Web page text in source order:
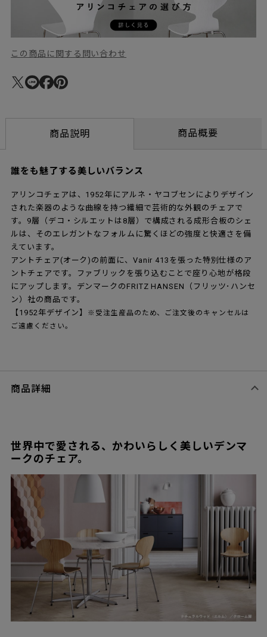
この商品に関する問い合わせ
商品説明 商品概要
誰をも魅了する美しいバランス
アリンコチェアは、1952年にアルネ・ヤコブセンによりデザイン
された楽器のような曲線を持つ繊細で芸術的な外観のチェアで
す。9層（デコ・シルエットは8層）で構成される成形合板のシェ
ルは、そのエレガントなフォルムに驚くほどの強度と快適さを備
えています。
アントチェア(オーク)の前面に、Vanir 413を張った特別仕様のア
ントチェアです。ファブリックを張り込むことで座り心地が格段
にアップします。デンマークのFRITZ HANSEN（フリッツ･ハンセ
ン）社の商品です。
【1952年デザイン】 ※受注生産品のため、ご注文後のキャンセルは
ご遠慮ください。
商品詳細
世界中で愛される、かわいらしく美しいデンマ
ークのチェア。